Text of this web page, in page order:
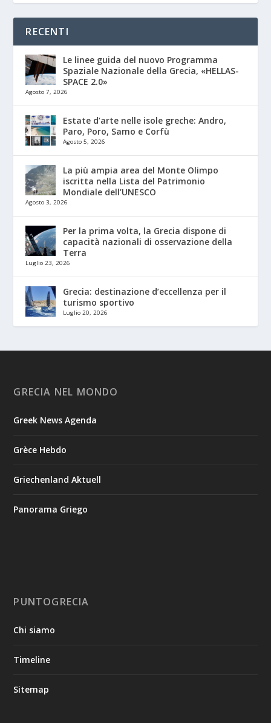
RECENTI
Le linee guida del nuovo Programma
Spaziale Nazionale della Grecia, «HELLAS-
SPACE 2.0»
Agosto 7, 2026
Estate d’arte nelle isole greche: Andro,
Paro, Poro, Samo e Corfù
Agosto 5, 2026
La più ampia area del Monte Olimpo
iscritta nella Lista del Patrimonio
Mondiale dell’UNESCO
Agosto 3, 2026
Per la prima volta, la Grecia dispone di
capacità nazionali di osservazione della
Terra
Luglio 23, 2026
Grecia: destinazione d’eccellenza per il
turismo sportivo
Luglio 20, 2026
GRECIA NEL MONDO
Greek News Agenda
Grèce Hebdo
Griechenland Aktuell
Panorama Griego
PUNTOGRECIA
Chi siamo
Timeline
Sitemap